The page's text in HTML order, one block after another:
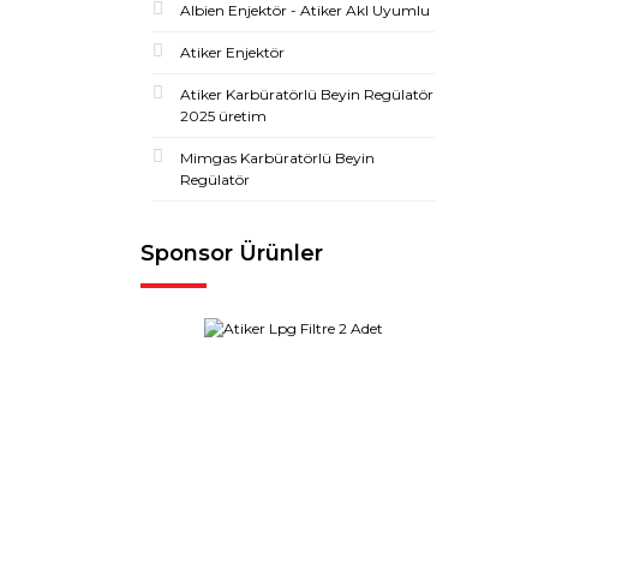
Albien Enjektör - Atiker Akl Uyumlu
Atiker Enjektör
Atiker Karbüratörlü Beyin Regülatör
2025 üretim
Mimgas Karbüratörlü Beyin
Regülatör
Sponsor Ürünler